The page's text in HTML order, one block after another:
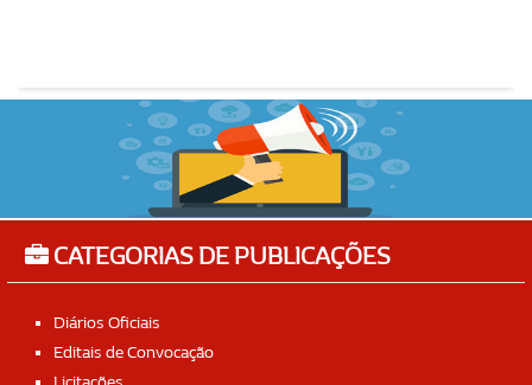
CATEGORIAS DE PUBLICAÇÕES
Diários Oficiais
Editais de Convocação